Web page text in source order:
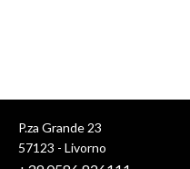
P.za Grande 23
57123 - Livorno